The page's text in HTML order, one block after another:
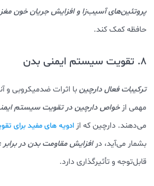
پروتئین‌های آسیب‌زا و افزایش جریان خون
حافظه کمک کند.
8. تقویت سیستم ایمنی بدن
ترکیبات فعال دارچینبا اثرات ضدمیکروبی و
مهمی ازخواص دارچین در تقویت سیستم
می‌دهند. دارچین که از ادویه های مفید برای
بشمار می‌آید، درافزایش مقاومت بدن در برابر
قابل‌توجه و تأثیرگذاری دارد.